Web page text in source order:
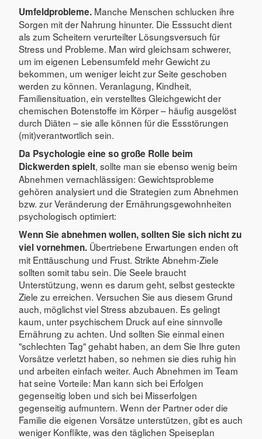
Umfeldprobleme. Manche Menschen schlucken ihre
Sorgen mit der Nahrung hinunter. Die Esssucht dient
als zum Scheitern verurteilter Lösungsversuch für
Stress und Probleme. Man wird gleichsam schwerer,
um im eigenen Lebensumfeld mehr Gewicht zu
bekommen, um weniger leicht zur Seite geschoben
werden zu können. Veranlagung, Kindheit,
Familiensituation, ein verstelltes Gleichgewicht der
chemischen Botenstoffe im Körper – häufig ausgelöst
durch Diäten – sie alle können für die Essstörungen
(mit)verantwortlich sein.
Da Psychologie eine so große Rolle beim
Dickwerden spielt, sollte man sie ebenso wenig beim
Abnehmen vernachlässigen: Gewichtsprobleme
gehören analysiert und die Strategien zum Abnehmen
bzw. zur Veränderung der Ernährungsgewohnheiten
psychologisch optimiert:
Wenn Sie abnehmen wollen, sollten Sie sich nicht zu
viel vornehmen. Übertriebene Erwartungen enden oft
mit Enttäuschung und Frust. Strikte Abnehm-Ziele
sollten somit tabu sein. Die Seele braucht
Unterstützung, wenn es darum geht, selbst gesteckte
Ziele zu erreichen. Versuchen Sie aus diesem Grund
auch, möglichst viel Stress abzubauen. Es gelingt
kaum, unter psychischem Druck auf eine sinnvolle
Ernährung zu achten. Und sollten Sie einmal einen
"schlechten Tag" gehabt haben, an dem Sie Ihre guten
Vorsätze verletzt haben, so nehmen sie dies ruhig hin
und arbeiten einfach weiter. Auch Abnehmen im Team
hat seine Vorteile: Man kann sich bei Erfolgen
gegenseitig loben und sich bei Misserfolgen
gegenseitig aufmuntern. Wenn der Partner oder die
Familie die eigenen Vorsätze unterstützen, gibt es auch
weniger Konflikte, was den täglichen Speiseplan